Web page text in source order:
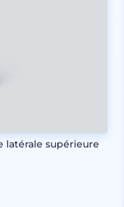
latérale supérieure